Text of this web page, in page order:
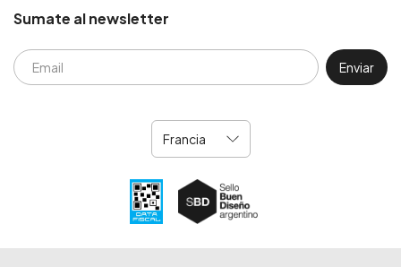
Sumate al newsletter